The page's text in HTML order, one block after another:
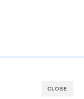
CLOSE